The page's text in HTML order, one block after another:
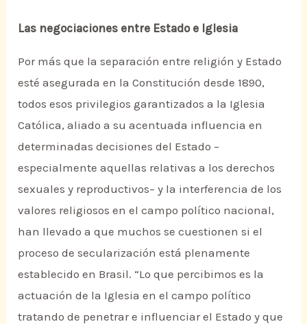
Las negociaciones entre Estado e Iglesia
Por más que la separación entre religión y Estado
esté asegurada en la Constitución desde 1890,
todos esos privilegios garantizados a la Iglesia
Católica, aliado a su acentuada influencia en
determinadas decisiones del Estado –
especialmente aquellas relativas a los derechos
sexuales y reproductivos– y la interferencia de los
valores religiosos en el campo político nacional,
han llevado a que muchos se cuestionen si el
proceso de secularización está plenamente
establecido en Brasil. “Lo que percibimos es la
actuación de la Iglesia en el campo político
tratando de penetrar e influenciar el Estado y que